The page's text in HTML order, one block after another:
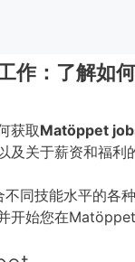
作：了解如
获取Matöppet
及关于薪资和福利
同技能水平的各
开始您在Matöppet